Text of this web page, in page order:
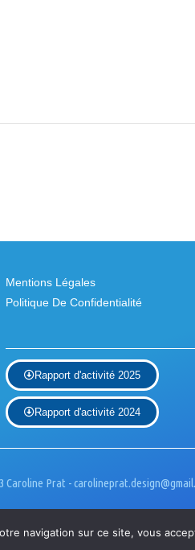
Mentions Légales
Politique De Confidentialité
Rapport d'activité 2025
Rapport d'activité 2024
Caroline Prat -
navigation sur ce site, vous